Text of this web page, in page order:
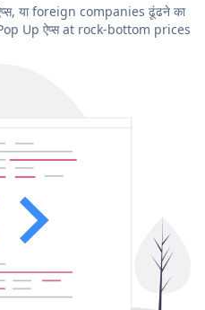
या foreign companies ढूंढने का
Up ऐप्स at rock-bottom prices